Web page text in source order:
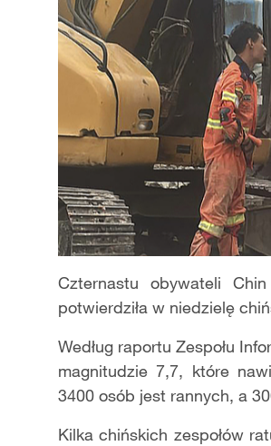
Czternastu obywateli
potwierdziła w niedzielę
Według raportu Zespołu
magnitudzie 7,7, które
3400 osób jest rannych, a
Kilka chińskich zespołów